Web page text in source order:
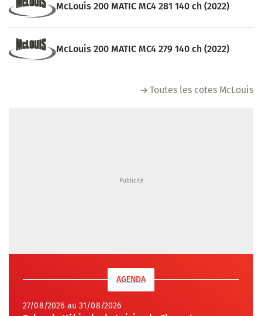
McLouis 200 MATIC MC4 281 140 ch (2022)
McLouis 200 MATIC MC4 279 140 ch (2022)
Toutes les cotes McLouis
AGENDA
27/08/2026 au 31/08/2026